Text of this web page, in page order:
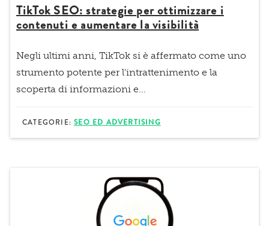
TikTok SEO: strategie per ottimizzare i
contenuti e aumentare la visibilità
Negli ultimi anni, TikTok si è affermato come uno
strumento potente per l'intrattenimento e la
scoperta di informazioni e...
CATEGORIE:SEO ED ADVERTISING